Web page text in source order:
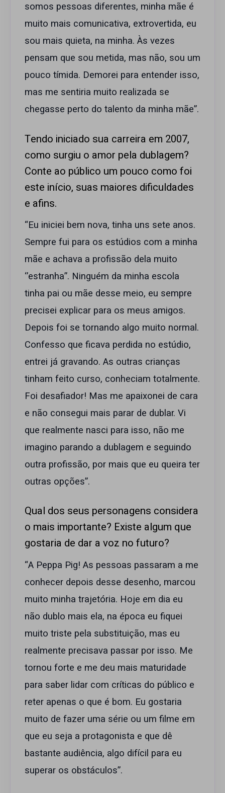
somos pessoas diferentes, minha mãe é
muito mais comunicativa, extrovertida, eu
sou mais quieta, na minha. Às vezes
pensam que sou metida, mas não, sou um
pouco tímida. Demorei para entender isso,
mas me sentiria muito realizada se
chegasse perto do talento da minha mãe”.
Tendo iniciado sua carreira em 2007,
como surgiu o amor pela dublagem?
Conte ao público um pouco como foi
este início, suas maiores dificuldades
e afins.
“Eu iniciei bem nova, tinha uns sete anos.
Sempre fui para os estúdios com a minha
mãe e achava a profissão dela muito
‘’estranha’’. Ninguém da minha escola
tinha pai ou mãe desse meio, eu sempre
precisei explicar para os meus amigos.
Depois foi se tornando algo muito normal.
Confesso que ficava perdida no estúdio,
entrei já gravando. As outras crianças
tinham feito curso, conheciam totalmente.
Foi desafiador! Mas me apaixonei de cara
e não consegui mais parar de dublar. Vi
que realmente nasci para isso, não me
imagino parando a dublagem e seguindo
outra profissão, por mais que eu queira ter
outras opções”.
Qual dos seus personagens considera
o mais importante? Existe algum que
gostaria de dar a voz no futuro?
“A Peppa Pig! As pessoas passaram a me
conhecer depois desse desenho, marcou
muito minha trajetória. Hoje em dia eu
não dublo mais ela, na época eu fiquei
muito triste pela substituição, mas eu
realmente precisava passar por isso. Me
tornou forte e me deu mais maturidade
para saber lidar com críticas do público e
reter apenas o que é bom. Eu gostaria
muito de fazer uma série ou um filme em
que eu seja a protagonista e que dê
bastante audiência, algo difícil para eu
superar os obstáculos”.